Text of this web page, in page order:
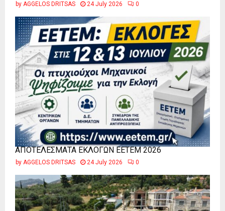
by AGGELOS DRITSAS 24 July 2026 0
ΑΠΟΤΕΛΕΣΜΑΤΑ ΕΚΛΟΓΩΝ ΕΕΤΕΜ 2026
by AGGELOS DRITSAS 24 July 2026 0